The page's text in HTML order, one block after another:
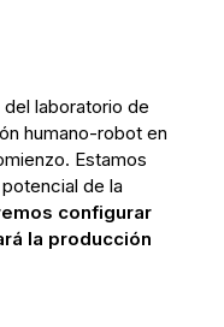
laboratorio de
humano-robot en
Estamos
de la
configurar
la producción